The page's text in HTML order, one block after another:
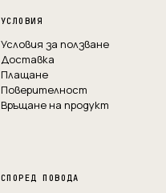
УСЛОВИЯ
Условия за ползване
Доставка
Плащане
Поверителност
Връщане на продукт
СПОРЕД ПОВОДА